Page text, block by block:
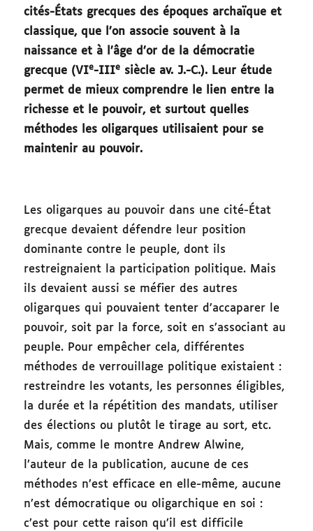
cités-États grecques des époques archaïque et
classique, que l’on associe souvent à la
naissance et à l’âge d’or de la démocratie
grecque (VIe-IIIe siècle av. J.-C.). Leur étude
permet de mieux comprendre le lien entre la
richesse et le pouvoir, et surtout quelles
méthodes les oligarques utilisaient pour se
maintenir au pouvoir.
Les oligarques au pouvoir dans une cité-État
grecque devaient défendre leur position
dominante contre le peuple, dont ils
restreignaient la participation politique. Mais
ils devaient aussi se méfier des autres
oligarques qui pouvaient tenter d’accaparer le
pouvoir, soit par la force, soit en s’associant au
peuple. Pour empêcher cela, différentes
méthodes de verrouillage politique existaient :
restreindre les votants, les personnes éligibles,
la durée et la répétition des mandats, utiliser
des élections ou plutôt le tirage au sort, etc.
Mais, comme le montre Andrew Alwine,
l’auteur de la publication, aucune de ces
méthodes n’est efficace en elle-même, aucune
n’est démocratique ou oligarchique en soi :
c’est pour cette raison qu’il est difficile